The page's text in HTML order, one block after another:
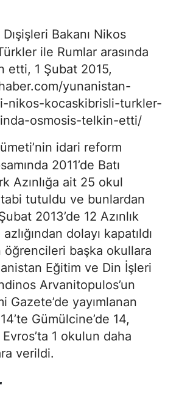
Bakanı Nikos
ile Rumlar arasında
etti, 1 Şubat 2015,
yunanistan-
nikos-kocaskibrisli-turkler-
osmosis-telkin-etti/
idari reform
2011’de Batı
Azınlığa ait 25 okul
tutuldu ve bunlardan
2013’de 12 Azınlık
dolayı kapatıldı
öğrencileri başka okullara
Eğitim ve Din İşleri
Arvanitopulos’un
Gazete’de yayımlanan
Gümülcine’de 14,
1 okulun daha
verildi.